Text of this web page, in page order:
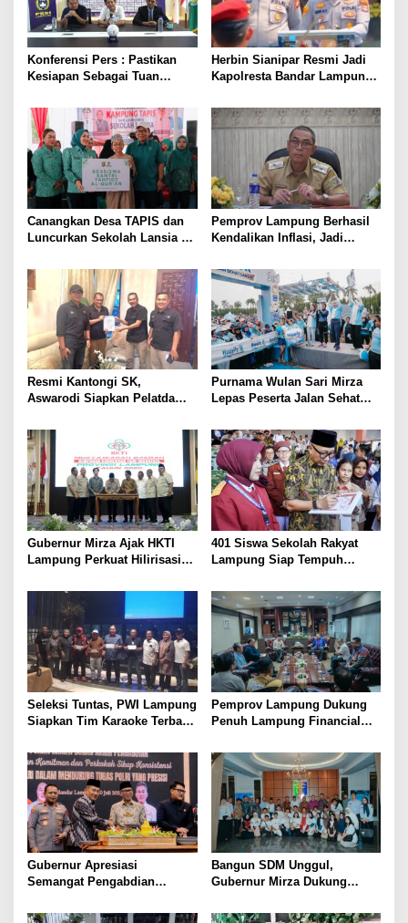
Konferensi Pers : Pastikan
Kesiapan Sebagai Tuan
Tiga Venue Pelaksanaan
Soeratin Cup Piala Gubernur
Lampung
Herbin Sianipar Resmi Jadi
Kapolresta Bandar Lampung,
Prioritas
Canangkan Desa TAPIS dan
Luncurkan Sekolah Lansia di
TP PKK Lampung Dorong
Pembangunan SDM Dimulai
dari Desa
Pemprov Lampung Berhasil
Kendalikan Inflasi, Jadi
Terendah di Sumatera
Resmi Kantongi SK,
Aswarodi Siapkan Pelatda
Menuju Porwanas 2027
Purnama Wulan Sari Mirza
Lepas Peserta Jalan Sehat
Lansia Sehat dan Bahagia
Gubernur Mirza Ajak HKTI
Lampung Perkuat Hilirisasi
Kesejahteraan Petani
401 Siswa Sekolah Rakyat
Lampung Siap Tempuh
Dorong Lahirnya Generasi
Emas
Seleksi Tuntas, PWI Lampung
Siapkan Tim Karaoke Terbaik
Pemprov Lampung Dukung
Penuh Lampung Financial
Keuangan Generasi Muda
Gubernur Apresiasi
Semangat Pengabdian
Menjaga Stabilitas Lampung
Bangun SDM Unggul,
Gubernur Mirza Dukung
bagi Generasi Muda